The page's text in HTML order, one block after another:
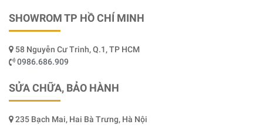
SHOWROM TP HỒ CHÍ MINH
58 Nguyễn Cư Trinh, Q.1, TP HCM
0986.686.909
SỬA CHỮA, BẢO HÀNH
235 Bạch Mai, Hai Bà Trưng, Hà Nội